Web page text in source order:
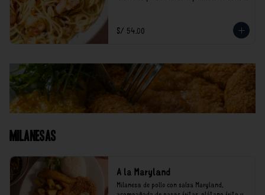
S/ 54.00
Milanesas
A la Maryland
Milanesa de pollo con salsa Maryland,